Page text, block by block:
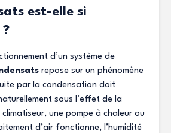
est-elle si
d’un système de
repose sur un phénomène
par la condensation doit
sous l’effet de la
une pompe à chaleur ou
d’air fonctionne, l’humidité